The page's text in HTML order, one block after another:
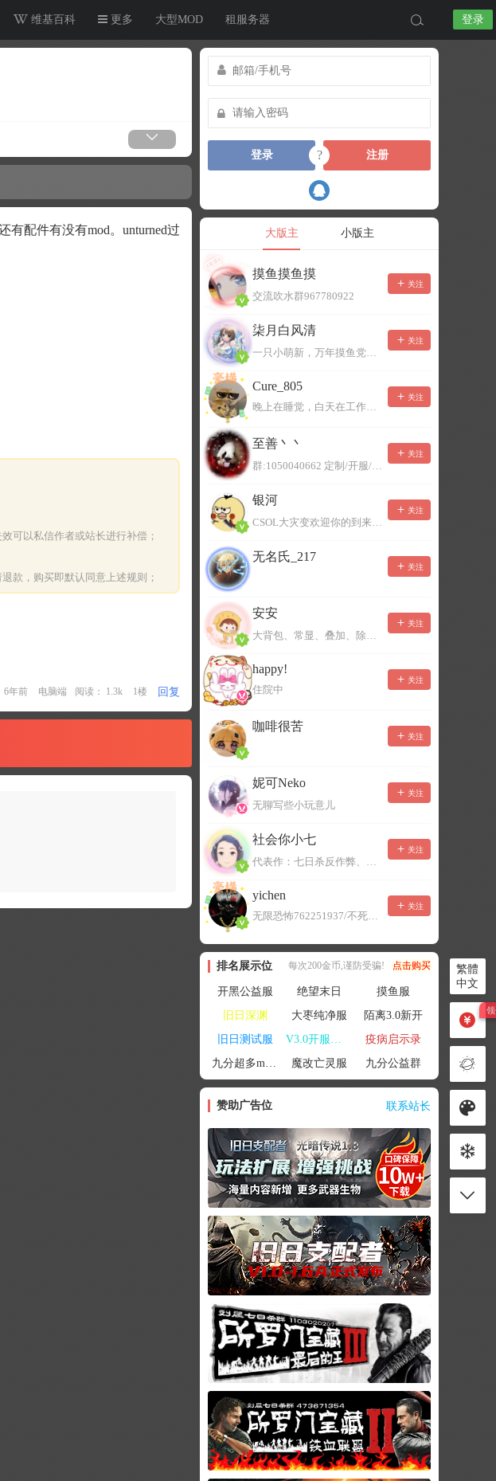
维基百科 更多 大型MOD 租服务器 登录
配件有没有mod。unturned过
可以私信作者或站长进行补偿；
款，购买即默认同意上述规则；
6年前 电脑端 阅读： 1.3k 1楼 回复
登录 ? 注册
大版主 小版主
摸鱼摸鱼摸
交流吹水群967780922
关注
柒月白风清
一只小萌新，万年摸鱼党！已经脱坑了。。。
关注
Cure_805
晚上在睡觉，白天在工作，不一定能及时回复，有事可以留言！
关注
至善丶丶
群:1050040662 定制/开服/地图制作/价格公道
关注
银河
CSOL大灾变欢迎你的到来。QQ群：967780922
关注
无名氏_217
关注
安安
大背包、常显、叠加、除草树，唯一作者QQ383125283
关注
happy!
住院中
关注
咖啡很苦
关注
妮可Neko
无聊写些小玩意儿
关注
社会你小七
代表作：七日杀反作弊、七日杀云黑、七日杀BOT、七日杀云商城
关注
yichen
无限恐怖762251937/不死者末日1080207504
关注
排名展示位 每次200金币,谨防受骗! 点击购买
开黑公益服 绝望末日
摸鱼服
旧日深渊
大枣纯净服
陌离3.0新开
旧日测试服
V3.0开服联机
疫病启示录
九分超多mod群
魔改亡灵服 九分公益群
赞助广告位 联系站长
繁體
中文